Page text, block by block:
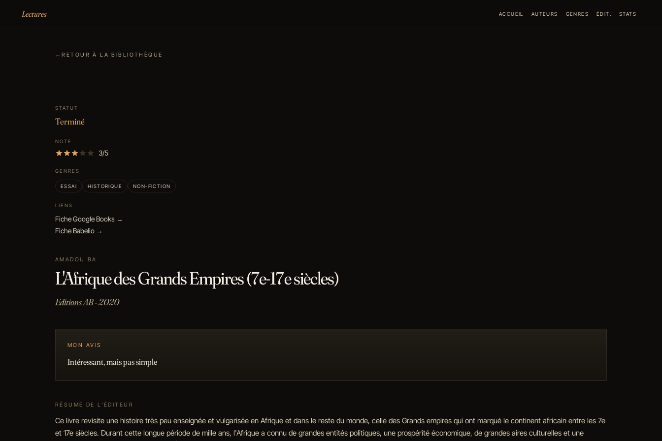
Lectures
ACCUEIL AUTEURS GENRES ÉDIT. STATS
←RETOUR À LA BIBLIOTHÈQUE
STATUT
Terminé
NOTE
3/5
GENRES
ESSAI HISTORIQUE NON-FICTION
LIENS
Fiche Google Books →
Fiche Babelio →
AMADOU BA
L'Afrique des Grands Empires (7e-17e siècles)
Editions AB· 2020
MON AVIS
Intéressant, mais pas simple
RÉSUMÉ DE L'ÉDITEUR
Ce livre revisite une histoire très peu enseignée et vulgarisée en Afrique et dans le reste du monde, celle des Grands empires qui ont marqué le continent africain entre les 7e
et 17e siècles. Durant cette longue période de mille ans, l'Afrique a connu de grandes entités politiques, une prospérité économique, de grandes aires culturelles et une